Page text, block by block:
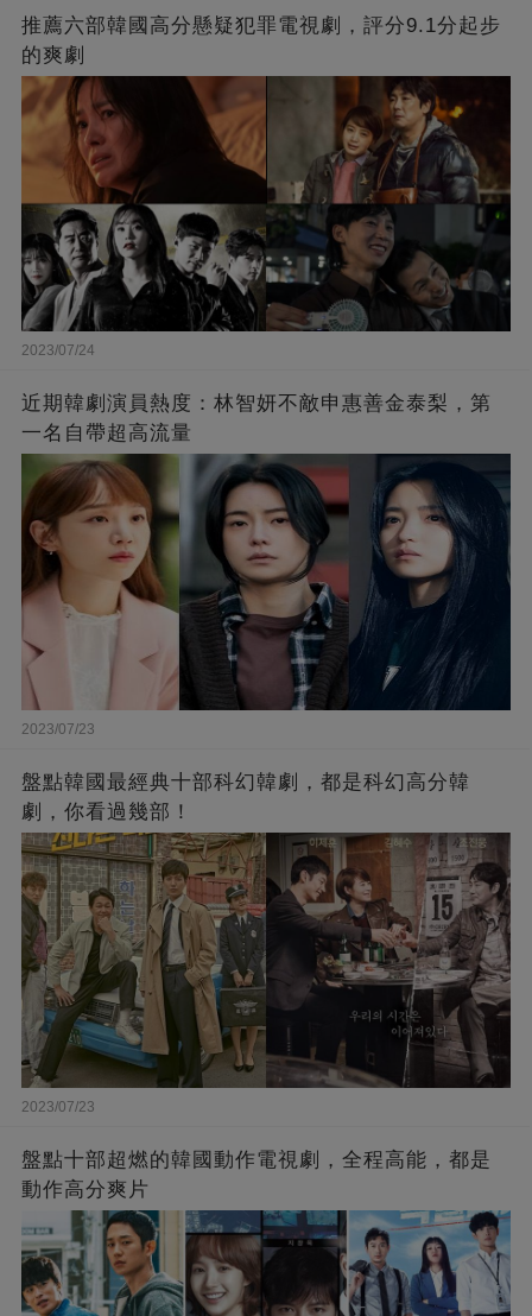
推薦六部韓國高分懸疑犯罪電視劇，評分9.1分起步
的爽劇
2023/07/24
近期韓劇演員熱度：林智妍不敵申惠善金泰梨，第
一名自帶超高流量
2023/07/23
盤點韓國最經典十部科幻韓劇，都是科幻高分韓
劇，你看過幾部！
2023/07/23
盤點十部超燃的韓國動作電視劇，全程高能，都是
動作高分爽片